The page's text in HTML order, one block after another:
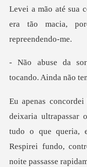
era tão macia,
tocando.
tudo o que queria,